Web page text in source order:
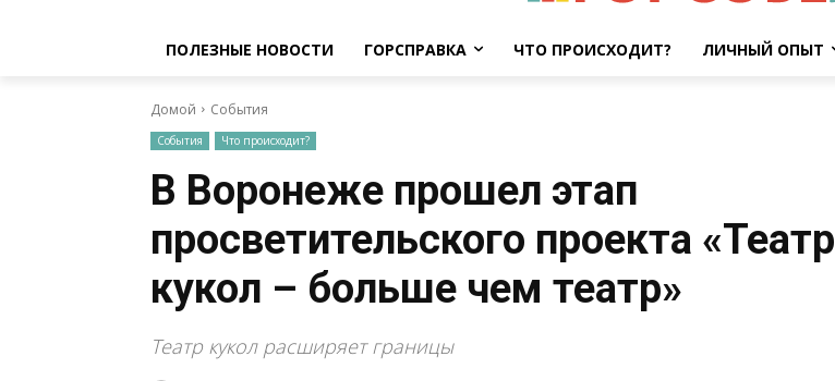
ПОЛЕЗНЫЕ НОВОСТИ ГОРСПРАВКА ЧТО ПРОИСХОДИТ? ЛИЧНЫЙ ОПЫТ
Домой События
События Что происходит?
В Воронеже прошел этап
просветительского проекта «Театр
кукол – больше чем театр»
Театр кукол расширяет границы